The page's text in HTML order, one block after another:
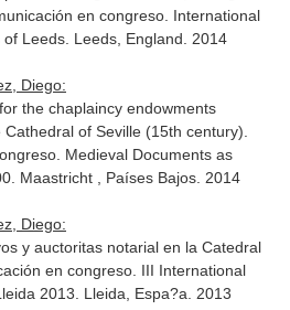
en congreso. International
Leeds. Leeds, England. 2014
Diego:
the chaplaincy endowments
of Seville (15th century).
Medieval Documents as
Maastricht , Países Bajos. 2014
Diego:
y auctoritas notarial en la Catedral
en congreso. III International
2013. Lleida, Espa?a. 2013